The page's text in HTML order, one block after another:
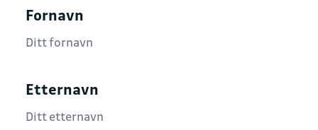
Fornavn
Etternavn